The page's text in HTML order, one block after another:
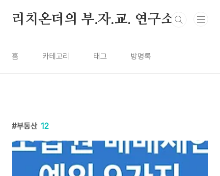
리치온더의 부.자.교. 연구소
홈 카테고리 태그 방명록
부동산 12